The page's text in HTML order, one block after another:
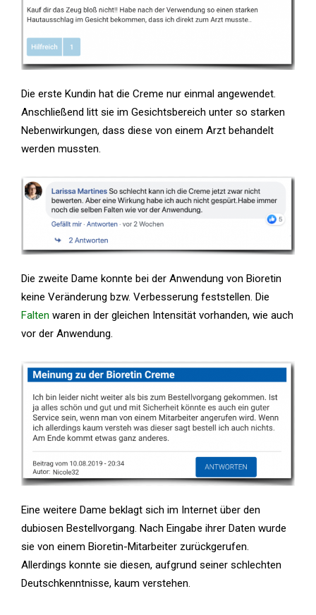
Die erste Kundin hat die Creme nur einmal angewendet.
Anschließend litt sie im Gesichtsbereich unter so starken
Nebenwirkungen, dass diese von einem Arzt behandelt
werden mussten.
Die zweite Dame konnte bei der Anwendung von Bioretin
keine Veränderung bzw. Verbesserung feststellen. Die
Falten waren in der gleichen Intensität vorhanden, wie auch
vor der Anwendung.
Eine weitere Dame beklagt sich im Internet über den
dubiosen Bestellvorgang. Nach Eingabe ihrer Daten wurde
sie von einem Bioretin-Mitarbeiter zurückgerufen.
Allerdings konnte sie diesen, aufgrund seiner schlechten
Deutschkenntnisse, kaum verstehen.